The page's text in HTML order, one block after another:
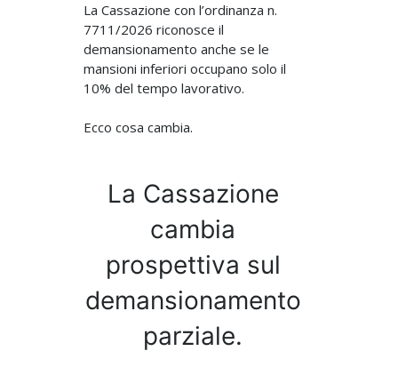
La Cassazione con l’ordinanza n.
7711/2026 riconosce il
demansionamento anche se le
mansioni inferiori occupano solo il
10% del tempo lavorativo.
Ecco cosa cambia.
La Cassazione
cambia
prospettiva sul
demansionamento
parziale.